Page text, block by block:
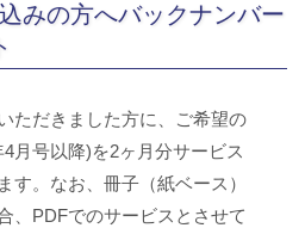
みの方へバックナンバー
ただきました方に、ご希望の
月号以降)を2ヶ月分サービス
す。なお、冊子（紙ベース）
、PDFでのサービスとさせて